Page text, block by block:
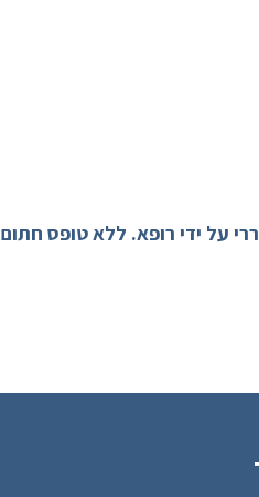
ידי רופא. ללא טופס חתום